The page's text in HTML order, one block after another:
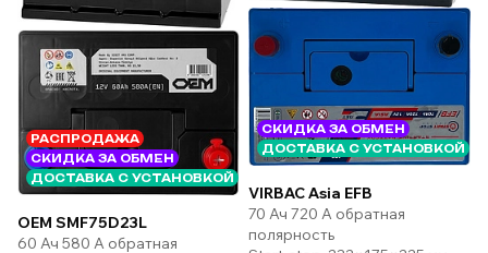
РАСПРОДАЖА
СКИДКА ЗА ОБМЕН
ДОСТАВКА С УСТАНОВКОЙ
OEM SMF75D23L
60 Ач 580 А обратная
СКИДКА ЗА ОБМЕН
ДОСТАВКА С УСТАНОВКОЙ
VIRBAC Asia EFB
70 Ач 720 А обратная
полярность